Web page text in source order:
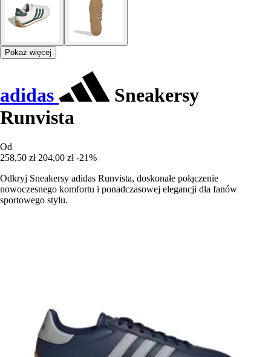
Pokaż więcej
adidas
Sneakersy
Runvista
Od
258,50 zł 204,00 zł -21%
Odkryj Sneakersy adidas Runvista, doskonałe połączenie
nowoczesnego komfortu i ponadczasowej elegancji dla fanów
sportowego stylu.